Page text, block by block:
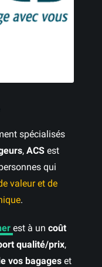
spécialisés
, ACSest
qui
valeur et de
.
est à un coût
qualité/prix,
vos bagageset